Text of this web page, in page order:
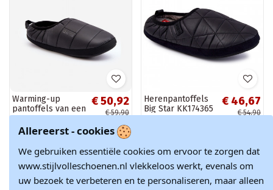
Warming-up
pantoffels van een
resistent model,
zwart Big Star
KK174363
€ 50,92
€ 59,90
Herenpantoffels
Big Star KK174365
zwart
€ 46,67
€ 54,90
Weergave 1 - 2 van 2 items
Allereerst - cookies
We gebruiken essentiële cookies om ervoor te zorgen dat
www.stijlvolleschoenen.nl vlekkeloos werkt, evenals om
uw bezoek te verbeteren en te personaliseren, maar alleen